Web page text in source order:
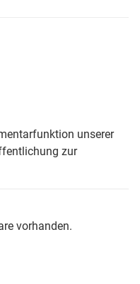
unserer
zur
vorhanden.